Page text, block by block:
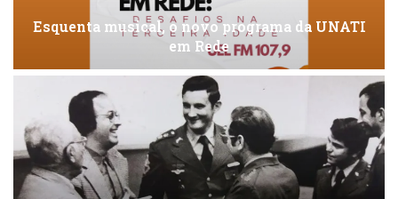
Esquenta musical, o novo programa da UNATI
em Rede